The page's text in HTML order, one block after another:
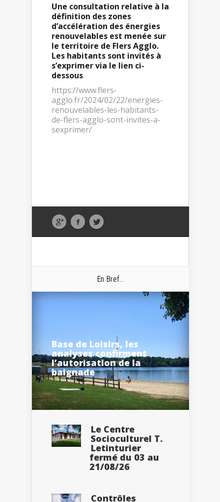
Une consultation relative à la
définition des zones
d’accélération des énergies
renouvelables est menée sur
le territoire de Flers Agglo.
Les habitants sont invités à
s’exprimer via le lien ci-
dessous
https://www.flers-
agglo.fr/2024/02/22/energies-
renouvelables-les-habitants-
de-flers-agglo-sont-invites-a-
sexprimer/
En Bref...
Base de Loisirs, les
analyses confirment
l’autorisation de la
baignade
Le Centre
Socioculturel T.
Letinturier
fermé du 03 au
21/08/26
Contrôles